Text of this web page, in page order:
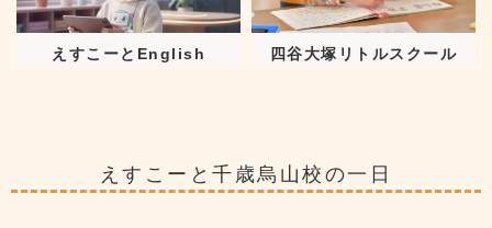
えすこーとEnglish 四谷大塚リトルスクール
えすこーと千歳烏山校の一日